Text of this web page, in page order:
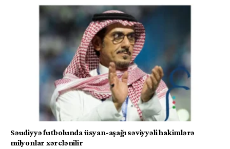
Səudiyyə futbolunda üsyan-aşağı səviyyəli hakimlərə
milyonlar xərclənilir